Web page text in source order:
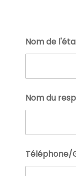
Nom de
Nom du
Téléphone/